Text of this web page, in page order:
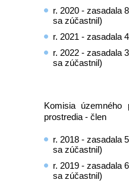
r. 2020 -
sa zúčastnil)
r. 2021 -
r. 2022 -
sa zúčastnil)
Komisia územného
prostredia - člen
r. 2018 -
sa zúčastnil)
r. 2019 -
sa zúčastnil)